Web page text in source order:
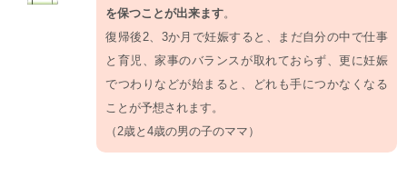
を保つことが出来ます。
復帰後2、3か月で妊娠すると、まだ自分の中で仕事
と育児、家事のバランスが取れておらず、更に妊娠
でつわりなどが始まると、どれも手につかなくなる
ことが予想されます。
（2歳と4歳の男の子のママ）